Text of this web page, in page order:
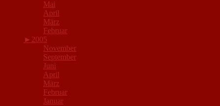
Mai
April
März
Februar
► 2005
November
September
Juni
April
März
Februar
Januar